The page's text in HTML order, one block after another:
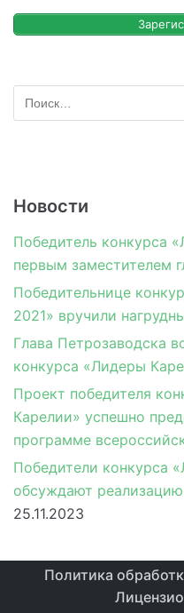
Новости
Победитель конкурса
первым заместителем
Победительнице
2021» вручили
Глава Петрозаводска
конкурса «Лидеры
Проект победителя
Карелии» успешно
программе
Победители конкурса
обсуждают
25.11.2023
Политика